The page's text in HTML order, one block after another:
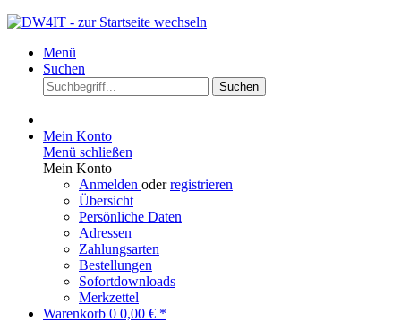
Menü
Suchen
Suchen
Mein Konto
Menü schließen
Mein Konto
Anmelden oderregistrieren
Übersicht
Persönliche Daten
Adressen
Zahlungsarten
Bestellungen
Sofortdownloads
Merkzettel
Warenkorb 0 0,00 € *